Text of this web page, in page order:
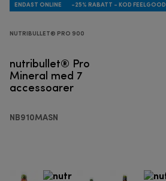
ENDAST ONLINE -25% RABATT - KOD FEELGOOD
NUTRIBULLET® PRO 900
nutribullet® Pro
Mineral med 7
accessoarer
NB910MASN